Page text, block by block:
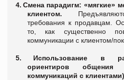
4. Смена парадигм: «мягкие»
клиентом.
требования к продавцам.
то, как существенно
коммуникации с клиентом/
5.
Использование в
ориентиров общения
коммуникаций с